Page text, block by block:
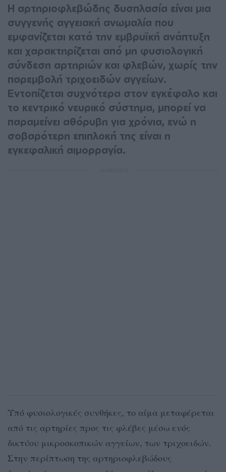
Η αρτηριοφλεβώδης δυσπλασία είναι μια
συγγενής αγγειακή ανωμαλία που
εμφανίζεται κατά την εμβρυϊκή ανάπτυξη
και χαρακτηρίζεται από μη φυσιολογική
σύνδεση αρτηριών και φλεβών, χωρίς την
παρεμβολή τριχοειδών αγγείων.
Εντοπίζεται συχνότερα στον εγκέφαλο και
το κεντρικό νευρικό σύστημα, μπορεί να
παραμείνει αθόρυβη για χρόνια, ενώ η
σοβαρότερη επιπλοκή της είναι η
εγκεφαλική αιμορραγία.
Υπό φυσιολογικές συνθήκες, το αίμα μεταφέρεται
από τις αρτηρίες προς τις φλέβες μέσω ενός
δικτύου μικροσκοπικών αγγείων, των τριχοειδών.
Στην περίπτωση της αρτηριοφλεβώδους